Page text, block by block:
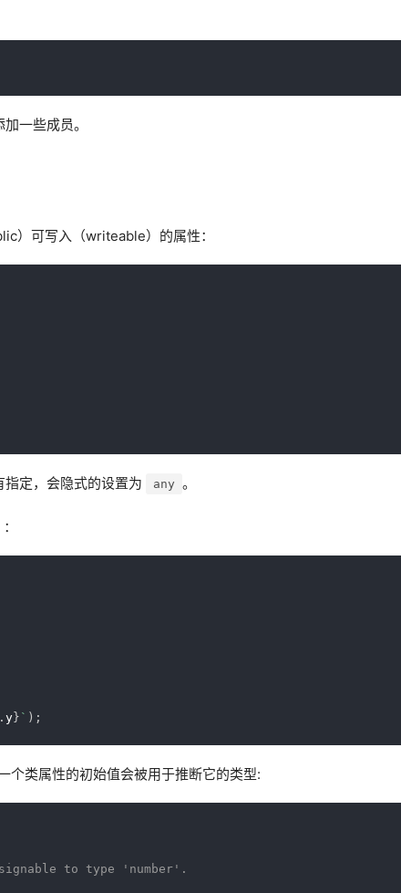
一些成员。
）可写入（writeable）的属性：
定，会隐式的设置为 any 。
. y } ` ) ;
个类属性的初始值会被用于推断它的类型:
to type 'number'.